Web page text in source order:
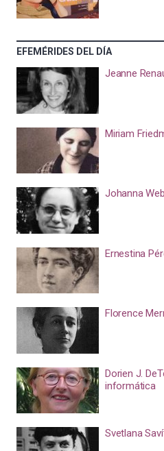
EFEMÉRIDES DEL DÍA
Jeanne
Miriam
Johanna
Ernestina
Florence
Dorien J.
informática
Svetlana